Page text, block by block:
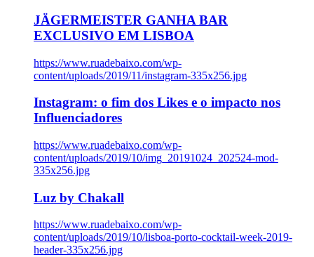
JÄGERMEISTER GANHA BAR
EXCLUSIVO EM LISBOA
https://www.ruadebaixo.com/wp-
content/uploads/2019/11/instagram-335x256.jpg
Instagram: o fim dos Likes e o impacto nos
Influenciadores
https://www.ruadebaixo.com/wp-
content/uploads/2019/10/img_20191024_202524-mod-
335x256.jpg
Luz by Chakall
https://www.ruadebaixo.com/wp-
content/uploads/2019/10/lisboa-porto-cocktail-week-2019-
header-335x256.jpg